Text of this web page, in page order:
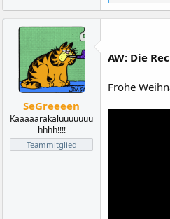
e
a
o
n
SeGreeeen
Kaaaaarakaluuuuuuu
hhhh!!!!
Teammitglied
AW: Die
Frohe